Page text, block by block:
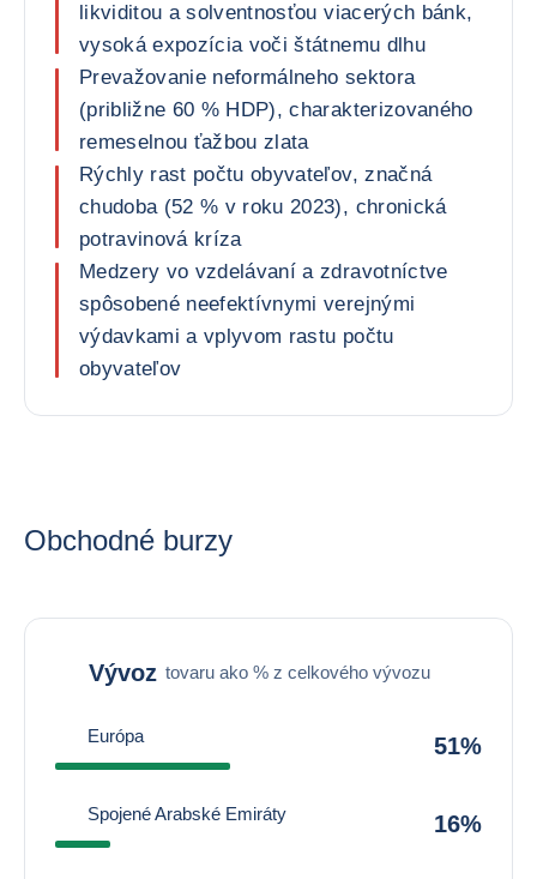
likviditou a solventnosťou viacerých bánk,
vysoká expozícia voči štátnemu dlhu
Prevažovanie neformálneho sektora
(približne 60 % HDP), charakterizovaného
remeselnou ťažbou zlata
Rýchly rast počtu obyvateľov, značná
chudoba (52 % v roku 2023), chronická
potravinová kríza
Medzery vo vzdelávaní a zdravotníctve
spôsobené neefektívnymi verejnými
výdavkami a vplyvom rastu počtu
obyvateľov
Obchodné burzy
Vývoz tovaru ako % z celkového vývozu
Európa 51%
Spojené Arabské Emiráty 16%